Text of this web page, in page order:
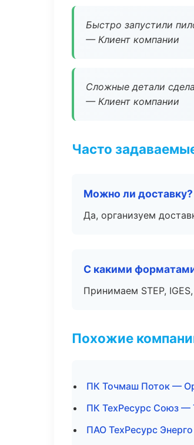
Быстро запустили
— Клиент компании
Сложные детали
— Клиент компании
Часто
Можно ли доставку?
Да, организуем
С какими
Принимаем STEP,
Похожие
ПК Точмаш Поток —
ПК ТехРесурс Союз —
ПАО ТехРесурс